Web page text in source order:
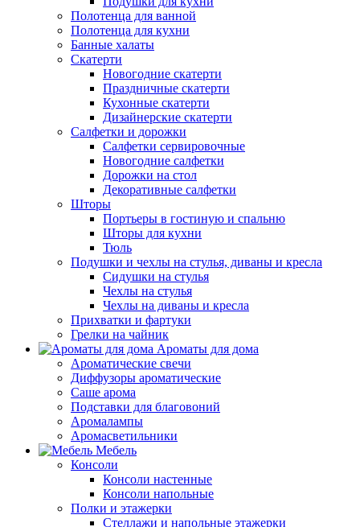
Полотенца для ванной
Полотенца для кухни
Банные халаты
Скатерти
Новогодние скатерти
Праздничные скатерти
Кухонные скатерти
Дизайнерские скатерти
Салфетки и дорожки
Салфетки сервировочные
Новогодние салфетки
Дорожки на стол
Декоративные салфетки
Шторы
Портьеры в гостиную и спальню
Шторы для кухни
Тюль
Подушки и чехлы на стулья, диваны и кресла
Сидушки на стулья
Чехлы на стулья
Чехлы на диваны и кресла
Прихватки и фартуки
Грелки на чайник
Ароматы для дома
Ароматические свечи
Диффузоры ароматические
Саше арома
Подставки для благовоний
Аромалампы
Аромасветильники
Мебель
Консоли
Консоли настенные
Консоли напольные
Полки и этажерки
Стеллажи и напольные этажерки